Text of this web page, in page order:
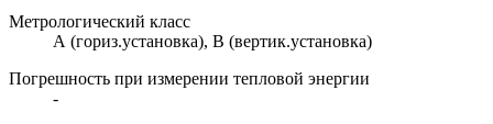
Метрологический класс
А (гориз.установка), В (вертик.установка)
Погрешность при измерении тепловой энергии
-